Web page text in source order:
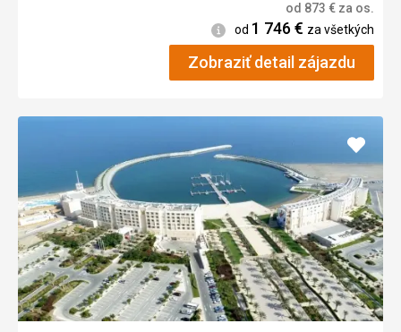
od 873 € za os.
Informácie
od 1 746€ za všetkých
Zobraziť detail zájazdu
Pridať